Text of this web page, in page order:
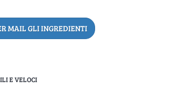
MAIL GLI INGREDIENTI
E VELOCI